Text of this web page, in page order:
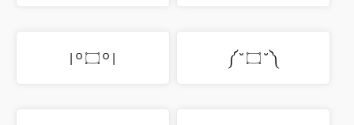
| ᴼ ۝ ᴼ | ༼ ˘ ۝ ˘ ༽